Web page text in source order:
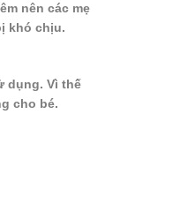
nên các mẹ
khó chịu.
dụng. Vì thế
cho bé.